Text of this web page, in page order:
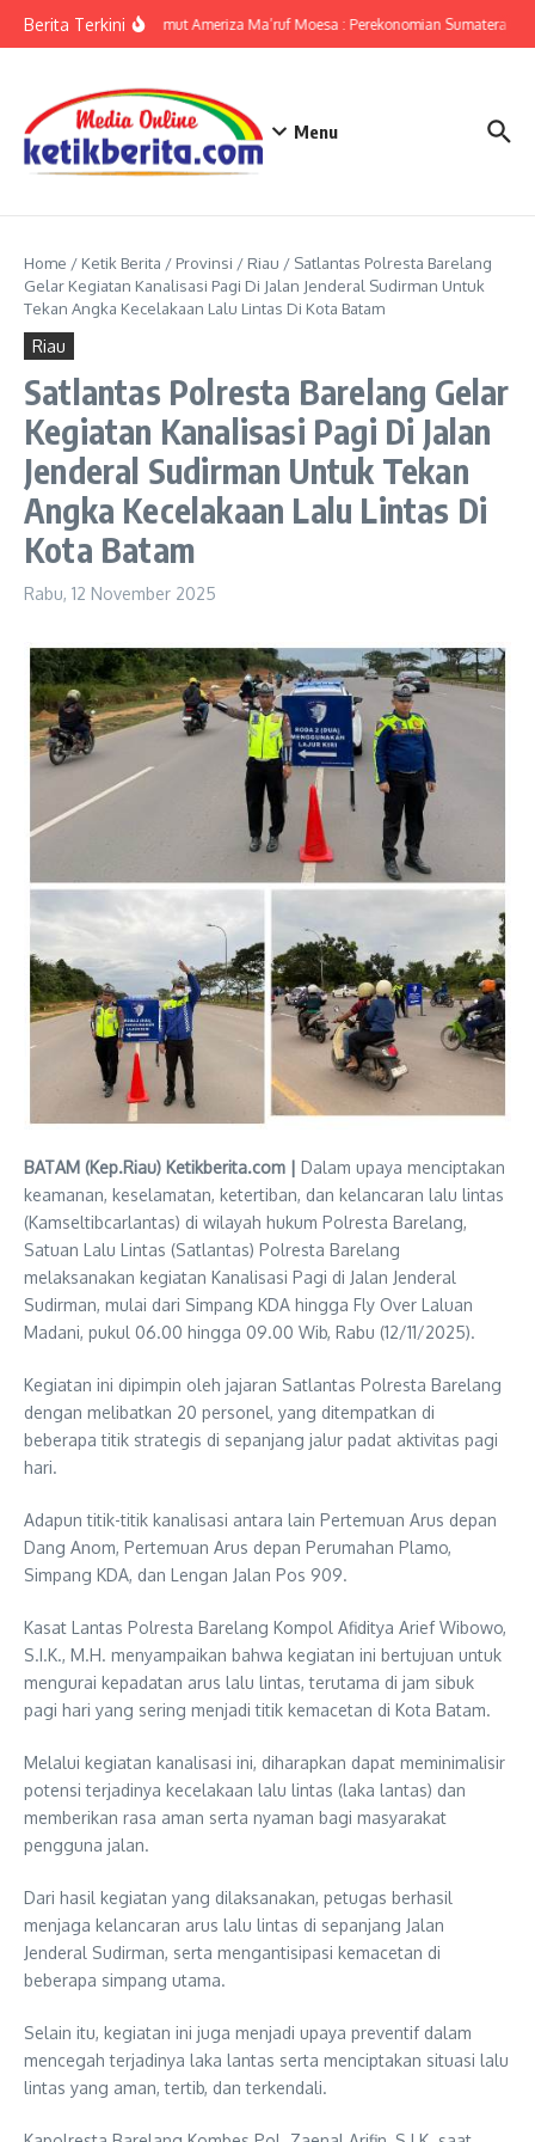
Berita TerkiniKPwBI Sumut Ameriza Ma’ruf Moesa : Perekonomian Sumatera
Menu
Home / Ketik Berita / Provinsi / Riau / Satlantas Polresta Barelang
Gelar Kegiatan Kanalisasi Pagi Di Jalan Jenderal Sudirman Untuk
Tekan Angka Kecelakaan Lalu Lintas Di Kota Batam
Riau
Satlantas Polresta Barelang Gelar
Kegiatan Kanalisasi Pagi Di Jalan
Jenderal Sudirman Untuk Tekan
Angka Kecelakaan Lalu Lintas Di
Kota Batam
Rabu, 12 November 2025
BATAM (Kep.Riau) Ketikberita.com | Dalam upaya menciptakan
keamanan, keselamatan, ketertiban, dan kelancaran lalu lintas
(Kamseltibcarlantas) di wilayah hukum Polresta Barelang,
Satuan Lalu Lintas (Satlantas) Polresta Barelang
melaksanakan kegiatan Kanalisasi Pagi di Jalan Jenderal
Sudirman, mulai dari Simpang KDA hingga Fly Over Laluan
Madani, pukul 06.00 hingga 09.00 Wib, Rabu (12/11/2025).
Kegiatan ini dipimpin oleh jajaran Satlantas Polresta Barelang
dengan melibatkan 20 personel, yang ditempatkan di
beberapa titik strategis di sepanjang jalur padat aktivitas pagi
hari.
Adapun titik-titik kanalisasi antara lain Pertemuan Arus depan
Dang Anom, Pertemuan Arus depan Perumahan Plamo,
Simpang KDA, dan Lengan Jalan Pos 909.
Kasat Lantas Polresta Barelang Kompol Afiditya Arief Wibowo,
S.I.K., M.H. menyampaikan bahwa kegiatan ini bertujuan untuk
mengurai kepadatan arus lalu lintas, terutama di jam sibuk
pagi hari yang sering menjadi titik kemacetan di Kota Batam.
Melalui kegiatan kanalisasi ini, diharapkan dapat meminimalisir
potensi terjadinya kecelakaan lalu lintas (laka lantas) dan
memberikan rasa aman serta nyaman bagi masyarakat
pengguna jalan.
Dari hasil kegiatan yang dilaksanakan, petugas berhasil
menjaga kelancaran arus lalu lintas di sepanjang Jalan
Jenderal Sudirman, serta mengantisipasi kemacetan di
beberapa simpang utama.
Selain itu, kegiatan ini juga menjadi upaya preventif dalam
mencegah terjadinya laka lantas serta menciptakan situasi lalu
lintas yang aman, tertib, dan terkendali.